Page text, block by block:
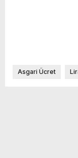
Asgari Ücret